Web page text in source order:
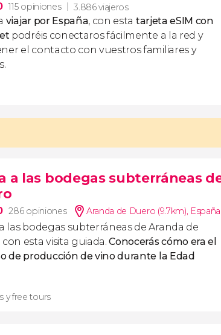
115 opiniones 3.886 viajeros
viajar por España, con esta tarjeta eSIM con
podréis conectaros fácilmente a la red y
el contacto con vuestros familiares y
a las bodegas subterráneas
286 opiniones Aranda de Duero (9.7km), España
las bodegas subterráneas de Aranda de
esta visita guiada.Conocerás cómo era el
de producción de vino durante la Edad
y free tours